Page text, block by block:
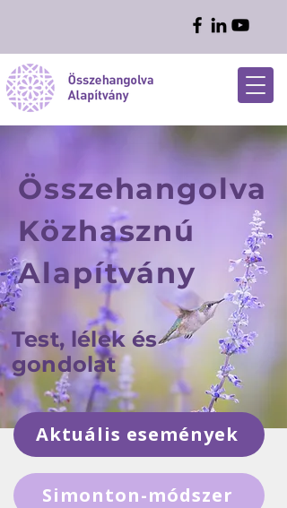
Összehangolva
Közhasznú
Alapítvány
Test, lélek és
gondolat
Aktuális események
Simonton-módszer